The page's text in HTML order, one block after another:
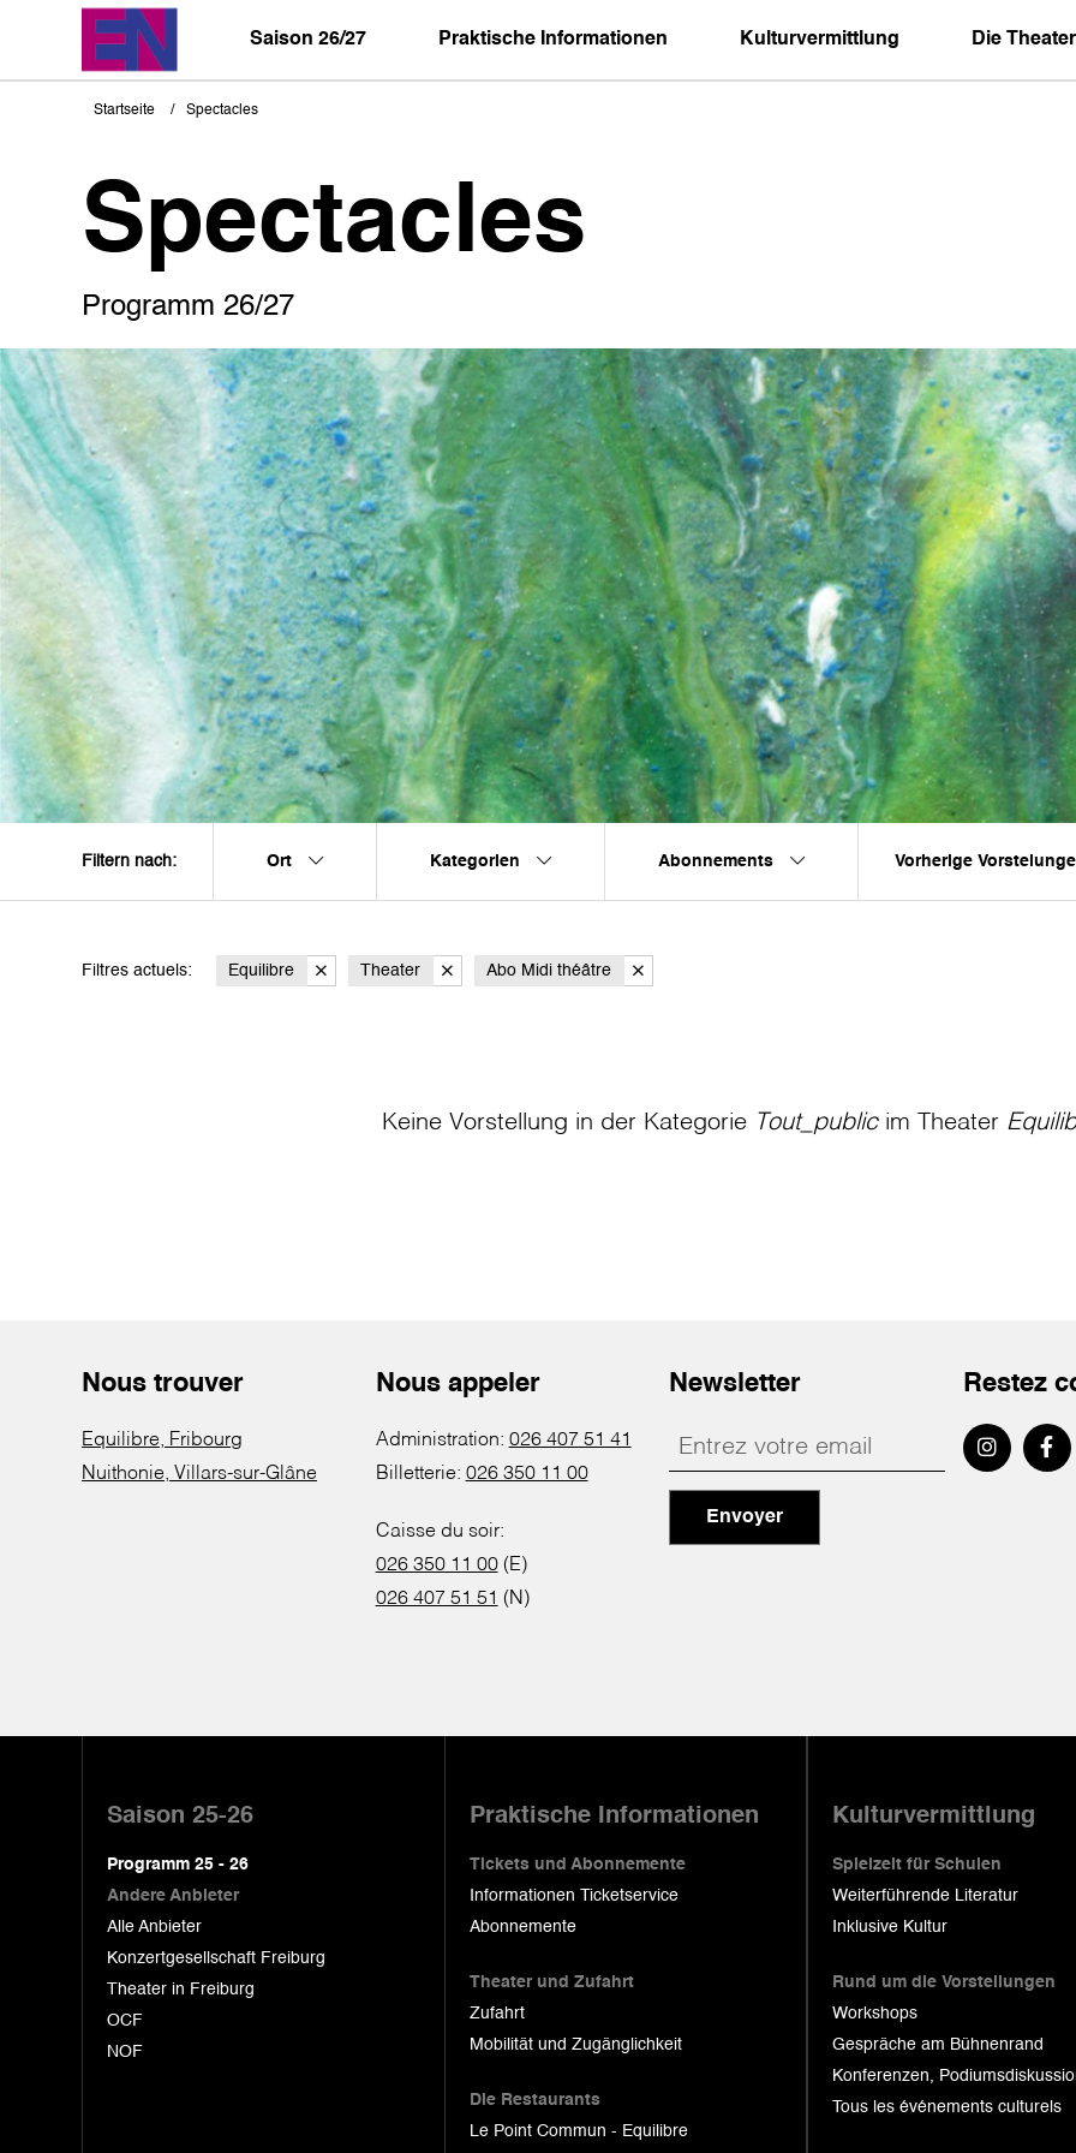
Saison 26/27 Praktische Informationen Kulturvermittlung Die Theater
Pfadnavigation
Startseite Spectacles
Spectacles
Programm 26/27
Filtern nach: Ort Kategorien Abonnements Vorherige
Filtres actuels: Equilibre Theater Abo Midi théâtre
Keine Vorstellung in der Kategorie Tout_publicim Theater
Nous trouver
Equilibre, Fribourg
Nuithonie, Villars-sur-Glâne
Nous appeler
Administration: 026 407 51 41
Billetterie: 026 350 11 00
Caisse du soir:
026 350 11 00(E)
026 407 51 51 (N)
Newsletter
Envoyer
Restez
Saison 25-26
Programm 25 - 26
Andere Anbieter
Alle Anbieter
Konzertgesellschaft Freiburg
Theater in Freiburg
OCF
NOF
Praktische Informationen
Tickets und Abonnemente
Informationen Ticketservice
Abonnemente
Theater und Zufahrt
Zufahrt
Mobilität und Zugänglichkeit
Die Restaurants
Le Point Commun - Equilibre
Kulturvermittlung
Spielzeit für Schulen
Weiterführende Literatur
Inklusive Kultur
Rund um die Vorstellungen
Workshops
Gespräche am Bühnenrand
Konferenzen,
Tous les événements culturels